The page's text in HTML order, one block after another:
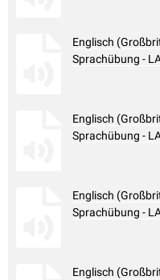
Englisch
Sprachübung -
Englisch
Sprachübung -
Englisch
Sprachübung -
Englisch